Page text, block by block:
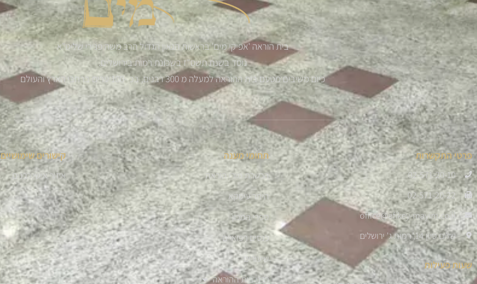
בית הוראה 'אפיקי מים' בראשות הגאון הגדול הרב משה פנירי שליט"א
נוסד בשנת תשס"ז בשכונת רמות בירושלים.
כיום משיבים מטעם בית ההוראה למעלה מ 300 רבנים, בכ -100 ערים ברחבי הארץ והעולם
פרטי התקשרות
02-571-20-10
02-571-20-22
office@afikey-mayim.co.il
שלום סיון 14, רמות ג' ירושלים
שעות פעילות
תחומי מענה
הכשרת מורי הוראה
היתר עיסקא
ספרי המכון
כנסים רפואיים
שיעורים
רבני בית ההוראה
קישורים שימושיים
איזור אישי רבנים